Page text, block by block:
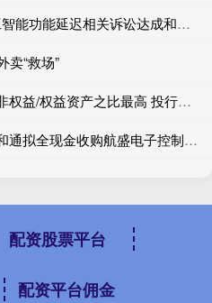
建宝优配平台 苹果就Siri人工智能功能延迟相关诉讼达成和解 重心转向人工智能的交付
卖“救场”
股票怎么配资 国金证券自营非权益/权益资产之比最高 投行收入高达10亿元可利润仍为负值|券商年报
华城融配资官网 不停牌！广和通拟全现金收购航盛电子控制权，标的成立超32年，曾谋求A股独立上市
配资股票平台
配资平台佣金